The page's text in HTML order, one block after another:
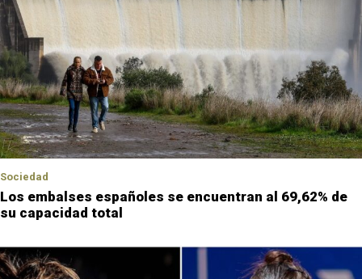
Sociedad
Los embalses españoles se encuentran al 69,62% de
su capacidad total